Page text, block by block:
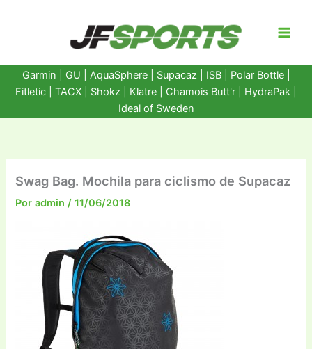
Garmin GU AquaSphere| Supacaz | ISB | Polar Bottle|
Fitletic
TACX Shokz Klatre Chamois Butt'r HydraPak
Ideal of Sweden
Swag Bag. Mochila para ciclismo de Supacaz
Poradmin/11/06/2018